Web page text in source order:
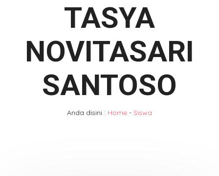
TASYA
NOVITASARI
SANTOSO
Anda disini : Home - Siswa